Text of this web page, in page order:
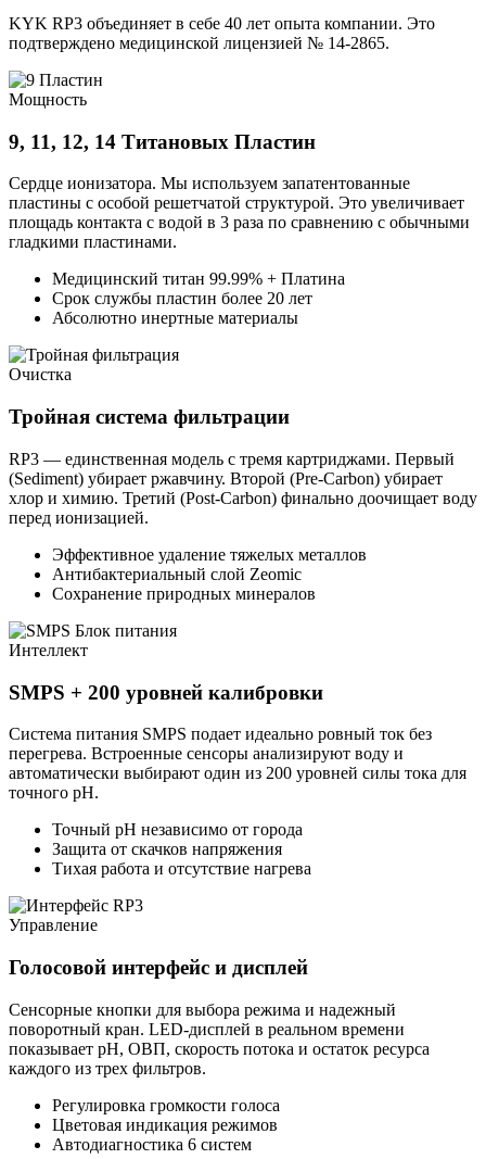
KYK RP3 объединяет в себе 40 лет опыта компании. Это
подтверждено медицинской лицензией № 14-2865.
Мощность
9, 11, 12, 14 Титановых Пластин
Сердце ионизатора. Мы используем запатентованные
пластины с особой решетчатой структурой. Это увеличивает
площадь контакта с водой в 3 раза по сравнению с обычными
гладкими пластинами.
Медицинский титан 99.99% + Платина
Срок службы пластин более 20 лет
Абсолютно инертные материалы
Очистка
Тройная система фильтрации
RP3 — единственная модель с тремя картриджами. Первый
(Sediment) убирает ржавчину. Второй (Pre-Carbon) убирает
хлор и химию. Третий (Post-Carbon) финально доочищает воду
перед ионизацией.
Эффективное удаление тяжелых металлов
Антибактериальный слой Zeomic
Сохранение природных минералов
Интеллект
SMPS + 200 уровней калибровки
Система питания SMPS подает идеально ровный ток без
перегрева. Встроенные сенсоры анализируют воду и
автоматически выбирают один из 200 уровней силы тока для
точного pH.
Точный pH независимо от города
Защита от скачков напряжения
Тихая работа и отсутствие нагрева
Управление
Голосовой интерфейс и дисплей
Сенсорные кнопки для выбора режима и надежный
поворотный кран. LED-дисплей в реальном времени
показывает pH, ОВП, скорость потока и остаток ресурса
каждого из трех фильтров.
Регулировка громкости голоса
Цветовая индикация режимов
Автодиагностика 6 систем